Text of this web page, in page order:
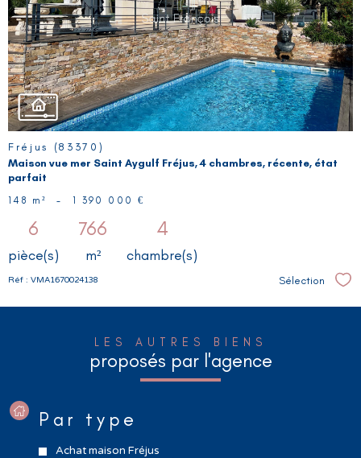
BIEN
Fréjus (83370)
Maison vue mer Saint Aygulf Fréjus, 4 chambres, récente, état
parfait
148 m² - 1 390 000 €
6
pièce(s)
766
m²
4
chambre(s)
Réf : VMA1670024138 Sélection
LES AUTRES BIENS
proposés par l'agence
Par type
Achat maison Fréjus